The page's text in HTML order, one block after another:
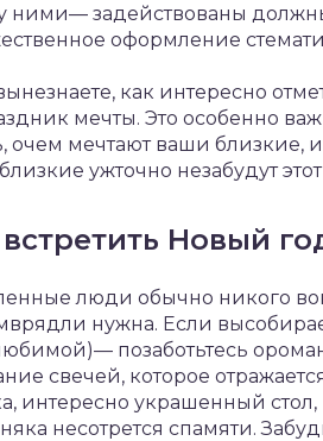
ними— задействованы
оформление
как интересно
мечты. Это особенно
очем мечтают ваши близкие,
ужточно незабудут
Новый
люди обычно никого
нужна. Если
позаботьтесь
свечей, которое
интересно украшенный
несотрется спамяти.